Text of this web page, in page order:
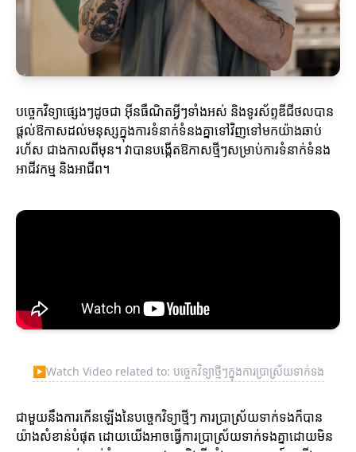
បច្ចេកវិទ្យាផ្សេងៗដូចជា អ៊ីនធឺណិតអ្វីៗទាំងអស់ និងទូរស័ព្ទឌីជីថលបាន
ផ្តល់ឱកាសដល់មនុស្សក្នុងការទំនាក់ទំនងគ្នាទៅវិញទៅមកយ៉ាងឆាប់
រហ័ស ជាងកាលពីមុន។ វាបានបង្កើតឱកាសថ្មីៗសម្រាប់ការទំនាក់ទំនង
អាជីវកម្ម និងអាជីព។
▶Watch Video related to: បច្ចេកវិទ្យាថ្មីៗក្នុងការប្រាស្រ័យទាក់ទង
ជាមួយនឹងការកើនឡើងនៃបច្ចេកវិទ្យាថ្មីៗ ការប្រាស្រ័យទាក់ទងក៏បាន
យ៉ាងសំខាន់បំផុត ដោយយើងអាចធ្វើការប្រាស្រ័យទាក់ទងគ្នាដោយមិន